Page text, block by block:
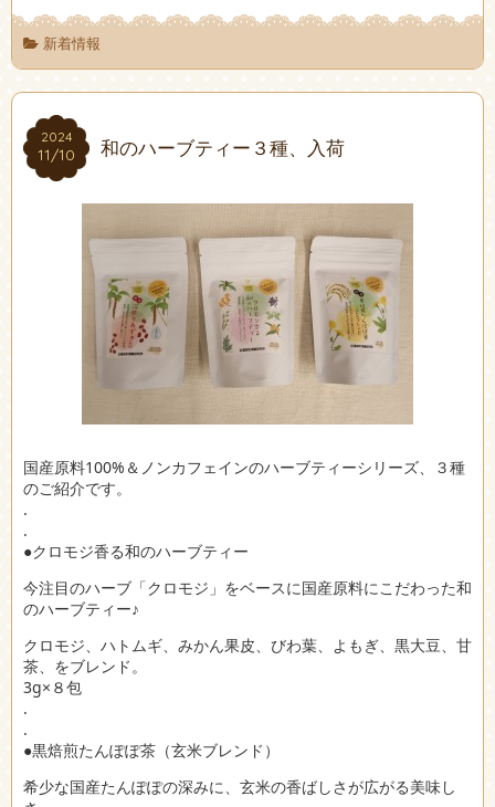
新着情報
2024
11/10
2024
11/10 和のハーブティー３種、入荷
国産原料100%＆ノンカフェインのハーブティーシリーズ、３種
のご紹介です。
.
.
●クロモジ香る和のハーブティー
今注目のハーブ「クロモジ」をベースに国産原料にこだわった和
のハーブティー♪
クロモジ、ハトムギ、みかん果皮、びわ葉、よもぎ、黒大豆、甘
茶、をブレンド。
3g×８包
.
.
●黒焙煎たんぽぽ茶（玄米ブレンド）
希少な国産たんぽぽの深みに、玄米の香ばしさが広がる美味し